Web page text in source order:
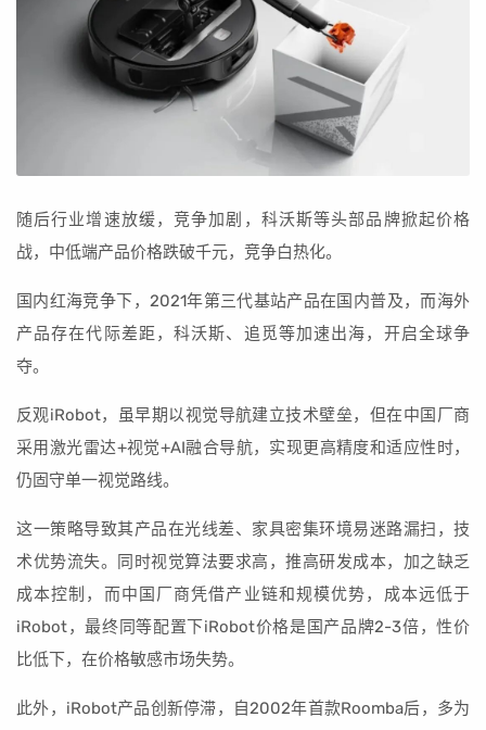
随后行业增速放缓，竞争加剧，科沃斯等头部品牌掀起价格
战，中低端产品价格跌破千元，竞争白热化。
国内红海竞争下，2021年第三代基站产品在国内普及，而海外
产品存在代际差距，科沃斯、追觅等加速出海，开启全球争
夺。
反观iRobot，虽早期以视觉导航建立技术壁垒，但在中国厂商
采用激光雷达+视觉+AI融合导航，实现更高精度和适应性时，
仍固守单一视觉路线。
这一策略导致其产品在光线差、家具密集环境易迷路漏扫，技
术优势流失。同时视觉算法要求高，推高研发成本，加之缺乏
成本控制，而中国厂商凭借产业链和规模优势，成本远低于
iRobot，最终同等配置下iRobot价格是国产品牌2-3倍，性价
比低下，在价格敏感市场失势。
此外，iRobot产品创新停滞，自2002年首款Roomba后，多为